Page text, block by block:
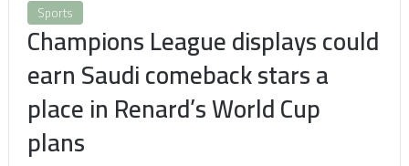
Sports
Champions League displays could
earn Saudi comeback stars a
place in Renard’s World Cup
plans